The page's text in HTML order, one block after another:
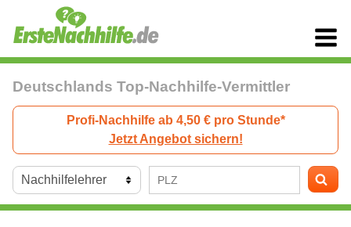
Deutschlands Top-Nachhilfe-Vermittler
Profi-Nachhilfe ab 4,50 € pro Stunde*
Jetzt Angebot sichern!